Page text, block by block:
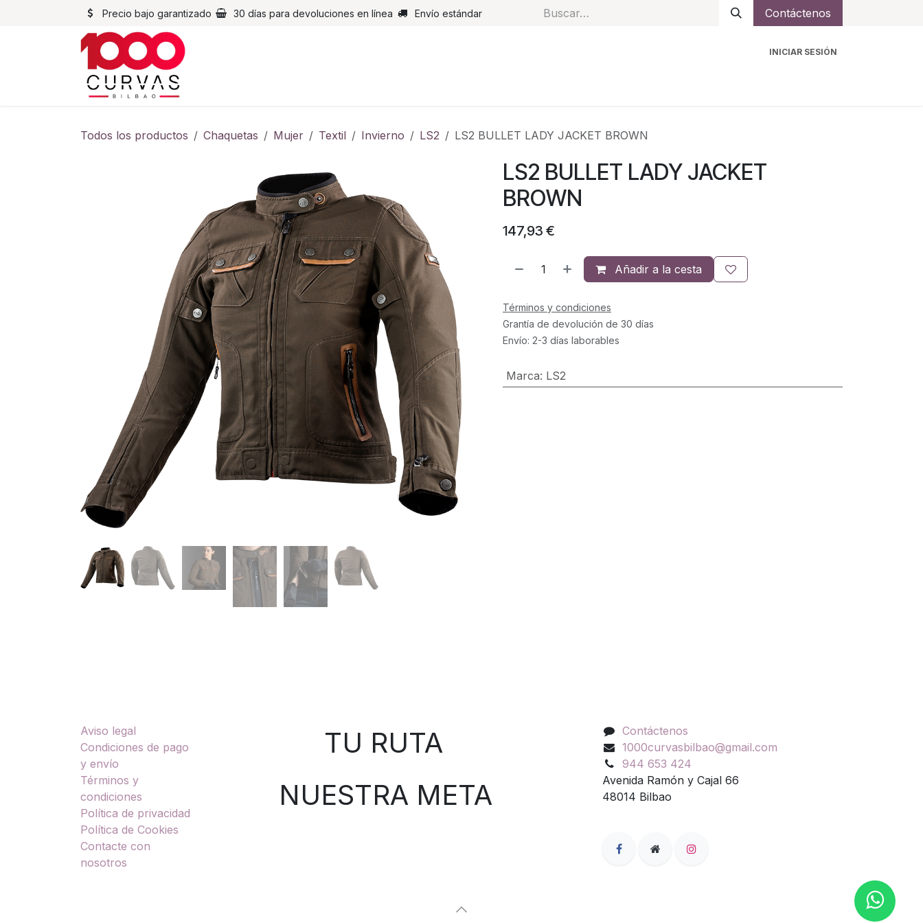
Precio bajo garantizado 30 días para devoluciones en línea Envío estándar Contáctenos
INICIAR SESIÓN
Todos los productos Chaquetas Mujer Textil Invierno LS2 LS2 BULLET LADY JACKET BROWN
LS2 BULLET LADY JACKET
BROWN
147,93 €
Añadir a la cesta
Términos y condiciones
Grantía de devolución de 30 días
Envío: 2-3 días laborables
Marca: LS2
Aviso legal
Condiciones de pago
y envío
Términos y
condiciones
Política de privacidad
Política de Cookies
Contacte con
nosotros
TU RUTA
NUESTRA META
Contáctenos
1000curvasbilbao@gmail.com
944 653 424
Avenida Ramón y Cajal 66
48014 Bilbao